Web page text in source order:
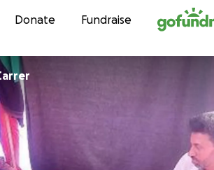
Skip to content
Donate Fundraise